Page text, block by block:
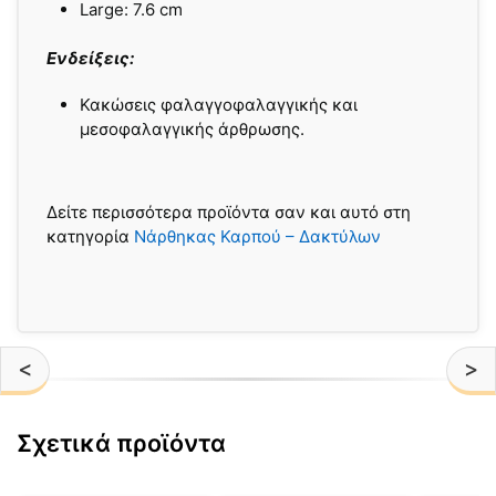
< >
Large: 7.6 cm
Ενδείξεις:
Κακώσεις φαλαγγοφαλαγγικής και
μεσοφαλαγγικής άρθρωσης.
Δείτε περισσότερα προϊόντα σαν και αυτό στη
κατηγορία Νάρθηκας Καρπού – Δακτύλων
Σχετικά προϊόντα